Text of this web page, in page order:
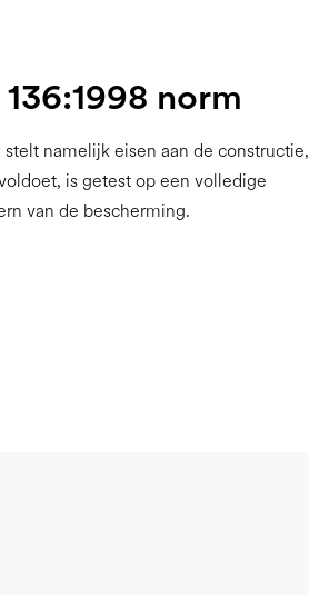
norm
stelt namelijk eisen aan de constructie,
is getest op een volledige
van de bescherming.